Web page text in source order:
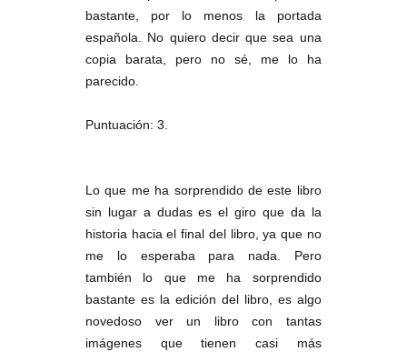
bastante, por lo menos la portada
española. No quiero decir que sea una
copia barata, pero no sé, me lo ha
parecido.
Puntuación: 3.
Lo que me ha sorprendido de este libro
sin lugar a dudas es el giro que da la
historia hacia el final del libro, ya que no
me lo esperaba para nada. Pero
también lo que me ha sorprendido
bastante es la edición del libro, es algo
novedoso ver un libro con tantas
imágenes que tienen casi más